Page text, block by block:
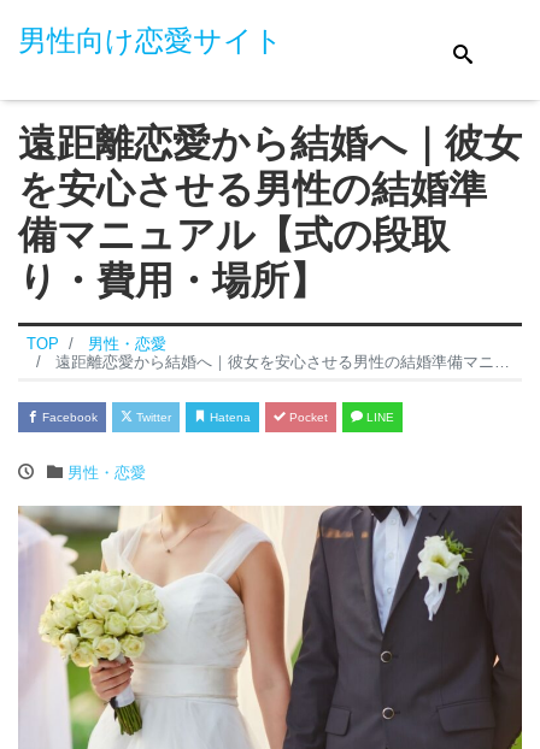
男性向け恋愛サイト
遠距離恋愛から結婚へ｜彼女
を安心させる男性の結婚準
備マニュアル【式の段取
り・費用・場所】
TOP
男性・恋愛
遠距離恋愛から結婚へ｜彼女を安心させる男性の結婚準備マニュアル【式の段取り・費用・場所】
Facebook Twitter Hatena Pocket LINE
男性・恋愛